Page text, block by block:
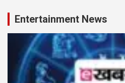
Entertainment News